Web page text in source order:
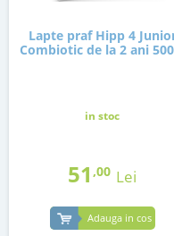
Lapte praf Hipp 4
Combiotic de la 2 ani
in stoc
51 ,00 Lei
Adauga in cos